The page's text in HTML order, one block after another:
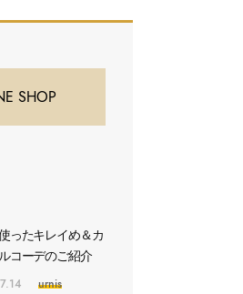
SHOP
ったキレイめ＆カ
コーデのご紹介
urnis